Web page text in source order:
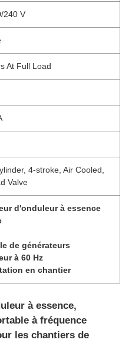
240 V
At Full Load
4-stroke, Air Cooled,
Valve
d'onduleur à essence
de générateurs
à 60 Hz
en chantier
à essence,
à fréquence
les chantiers de